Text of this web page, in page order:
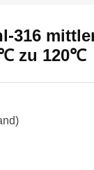
316
zu 120℃